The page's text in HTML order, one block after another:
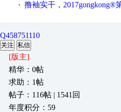
· 撸袖实干，2017gongkong®第二届智造工程师节正式
Q458751110
关注 私信
[版主]
精华：0帖
求助：1帖
帖子：116帖 | 1541回
年度积分：59